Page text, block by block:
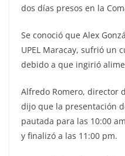
dos días presos en la
Se conoció que Alex
UPEL Maracay, sufrió un
debido a que ingirió
Alfredo Romero, director
dijo que la presentación
pautada para las 10:00
y finalizó a las 11:00 pm.